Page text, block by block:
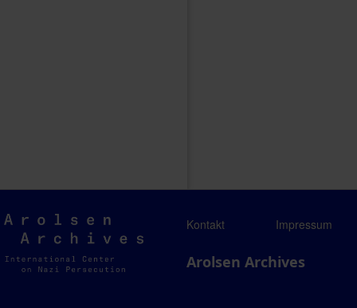
Arolsen
Archives
Kontakt Impressum
Arolsen Archives